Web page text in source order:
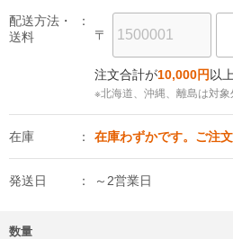
配送方法・
送料
〒
注文合計が10,000円 以
※北海道、沖縄、離島は対象
在庫 在庫わずかです。ご注
発送日 ～2営業日
数量